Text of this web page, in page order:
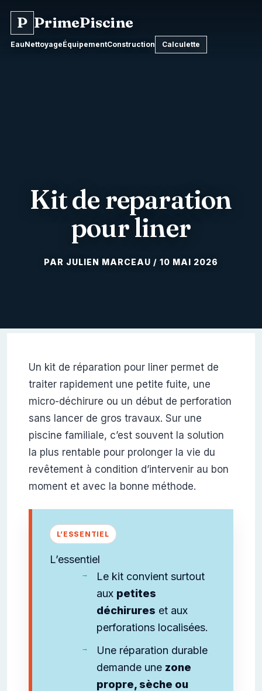
contenu
P PrimePiscine
EauNettoyageÉquipementConstruction Calculette
Kit de reparation
pour liner
10 MAI 2026
Un kit de réparation pour liner permet de
traiter rapidement une petite fuite, une
micro-déchirure ou un début de perforation
sans lancer de gros travaux. Sur une
piscine familiale, c’est souvent la solution
la plus rentable pour prolonger la vie du
revêtement à condition d’intervenir au bon
moment et avec la bonne méthode.
L’essentiel
Le kit convient surtout
aux petites
déchirures et aux
perforations localisées.
Une réparation durable
demande une zone
propre, sèche ou